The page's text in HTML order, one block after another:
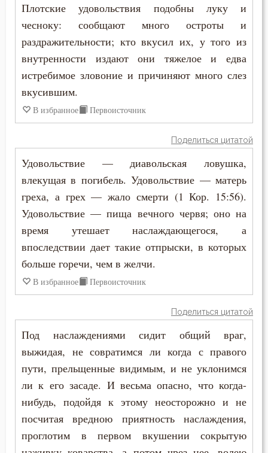
Плотские удовольствия подобны луку и
чесноку: сообщают много остроты и
раздражительности; кто вкусил их, у того из
внутренности издают они тяжелое и едва
истребимое зловоние и причиняют много слез
вкусившим.
В избранное Первоисточник
Поделиться цитатой
Удовольствие — диавольская ловушка,
влекущая в погибель. Удовольствие — матерь
греха, а грех — жало смерти (1 Кор. 15:56).
Удовольствие — пища вечного червя; оно на
время утешает наслаждающегося, а
впоследствии дает такие отпрыски, в которых
больше горечи, чем в желчи.
В избранное Первоисточник
Поделиться цитатой
Под наслаждениями сидит общий враг,
выжидая, не совратимся ли когда с правого
пути, прельщенные видимым, и не уклонимся
ли к его засаде. И весьма опасно, что когда-
нибудь, подойдя к этому неосторожно и не
посчитая вредною приятность наслаждения,
проглотим в первом вкушении сокрытую